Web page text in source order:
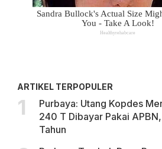
ARTIKEL TERPOPULER
Purbaya: Utang Kopdes
240 T Dibayar Pakai
Tahun